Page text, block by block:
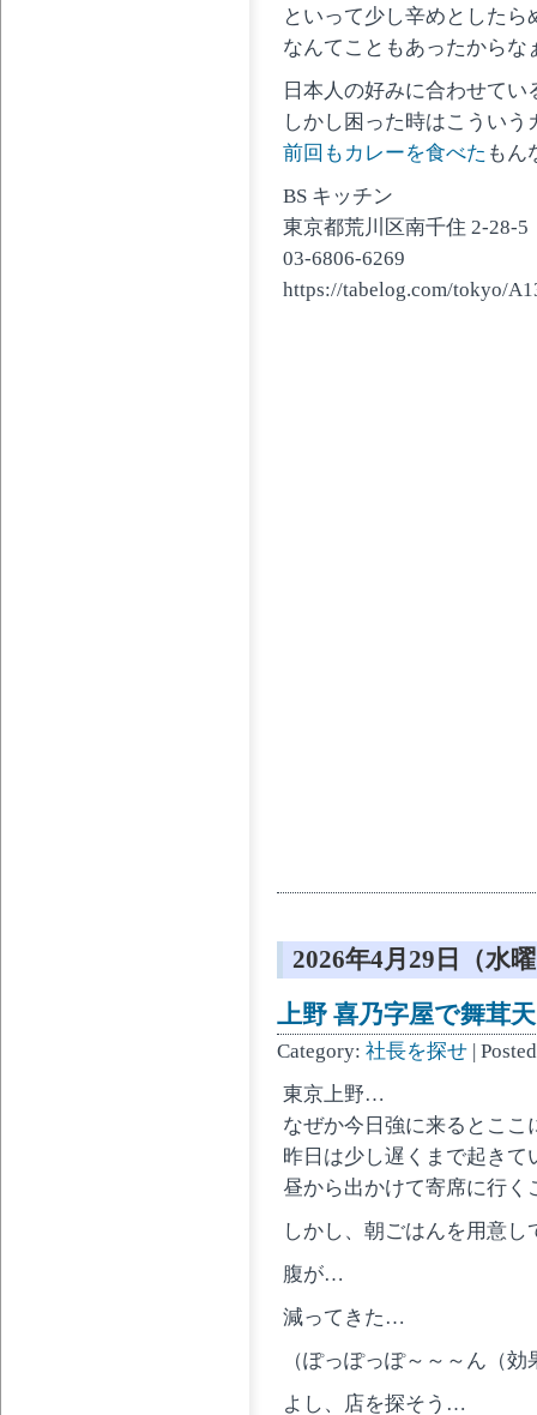
といって少し辛めとした
なんてこともあったから
日本人の好みに合わせて
しかし困った時はこうい
前回もカレーを食べた も
BS キッチン
東京都荒川区南千住 2-28-5
03-6806-6269
https://tabelog.com/tokyo/
2026年4月29日（水
上野 喜乃字屋で舞茸
Category: 社長を探せ |
東京上野…
なぜか今日強に来るとこ
昨日は少し遅くまで起きて
昼から出かけて寄席に行
しかし、朝ごはんを用意
腹が…
減ってきた…
（ぽっぽっぽ～～～ん（効
よし、店を探そう…